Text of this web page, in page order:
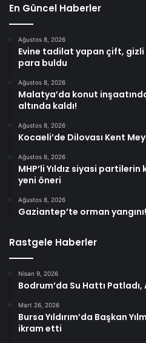
En Güncel Haberler
Ağustos 8, 2026
Evine tadilat yapan çift,
para buldu
Ağustos 8, 2026
Malatya’da konut
altında kaldı!
Ağustos 8, 2026
Kocaeli’de Dilovası Kent
Ağustos 8, 2026
MHP’li Yıldız siyasi
yeni öneri
Ağustos 8, 2026
Gaziantep’te orman yangını!
Rastgele Haberler
Nisan 9, 2026
Bodrum’da Su Hattı
Mart 26, 2026
Bursa Yıldırım’da Başkan
ikram etti